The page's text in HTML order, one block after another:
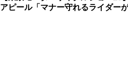
アピール「マナー守れるライダー